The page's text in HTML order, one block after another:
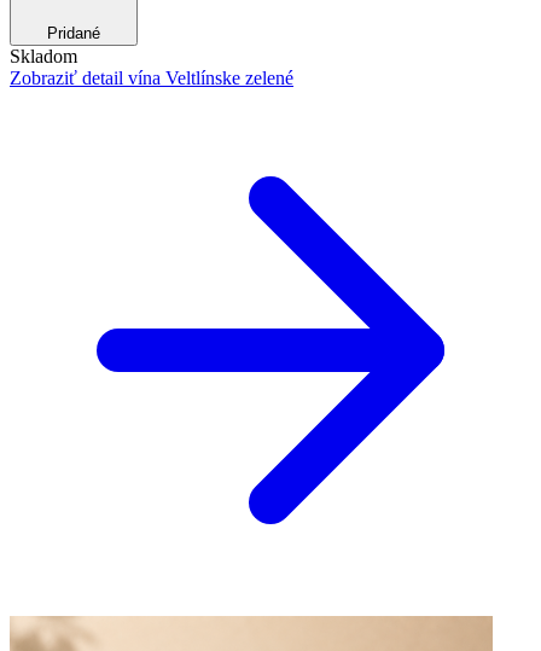
Pridané
Skladom
Zobraziť detail vína Veltlínske zelené